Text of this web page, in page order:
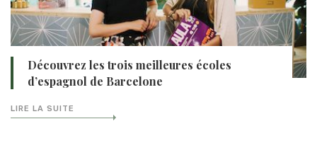
Découvrez les trois meilleures écoles
d’espagnol de Barcelone
LIRE LA SUITE